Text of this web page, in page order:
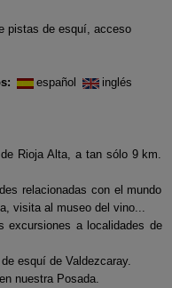
pistas de esquí, acceso
español inglés
Rioja Alta, a tan sólo 9 km.
relacionadas con el mundo
visita al museo del vino...
excursiones a localidades de
esquí de Valdezcaray.
nuestra Posada.